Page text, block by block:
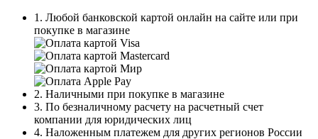
1. Любой банковской картой онлайн на сайте или при
покупке в магазине
2. Наличными при покупке в магазине
3. По безналичному расчету на расчетный счет
компании для юридических лиц
4. Наложенным платежем для других регионов России